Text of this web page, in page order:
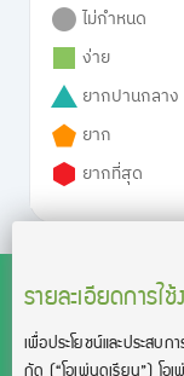
ไม่กำหนด
ง่าย
ยากปานกลาง
ยาก
ยากที่สุด
รายละเอียดการใ
เพื่อประโยชน์และประสบ
กัด (“โอเพ่นดูเรียน”)โอ
สงวนลิขสิทธิ์โดย บ